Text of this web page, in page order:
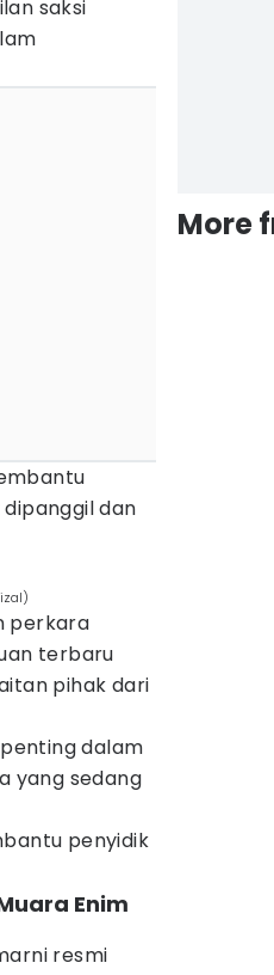
saksi
dan
perkara
terbaru
pihak dari
dalam
yang sedang
penyidik
Enim
resmi
More